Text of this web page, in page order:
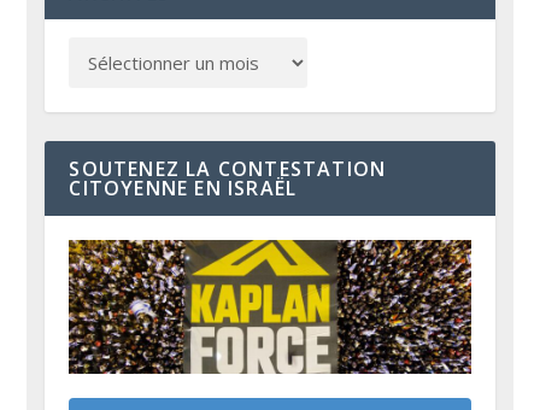
SOUTENEZ LA CONTESTATION
CITOYENNE EN ISRAËL